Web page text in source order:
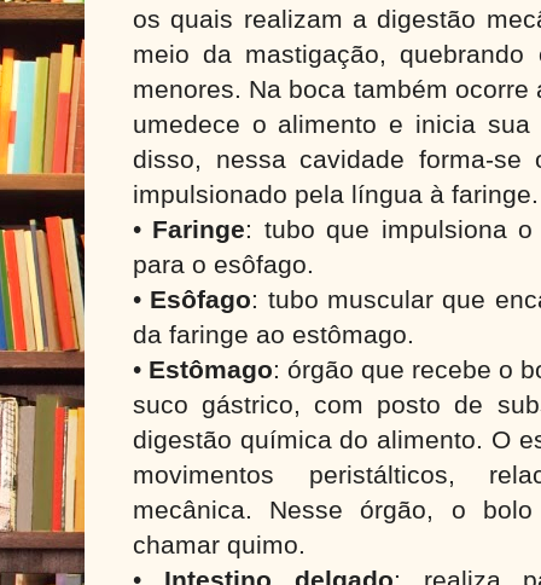
os quais realizam a digestão
meio da mastigação,
menores. Na boca também
umedece o alimento e inicia sua
disso, nessa cavidade forma-
impulsionado pela língua à
• Faringe: tubo que impulsiona
para o esôfago.
• Esôfago: tubo muscular que
da faringe ao estômago.
• Estômago: órgão que recebe o
suco gástrico, com posto de
digestão química do alimento. O
movimentos peristálticos,
mecânica. Nesse órgão, o
chamar quimo.